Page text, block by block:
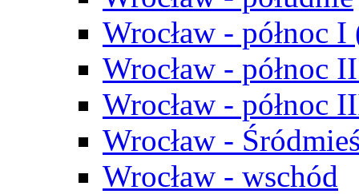
Wrocław - północ
Wrocław - północ
Wrocław - północ
Wrocław -
Wrocław - wschód